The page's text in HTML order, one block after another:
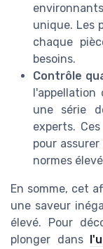
unique. Les
chaque
besoins.
Contrôle
l'appellation
une série
experts.
pour
normes
En somme, cet
une saveur
élevé. Pour
plonger dans